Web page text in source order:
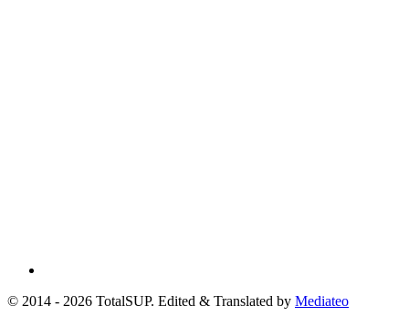
© 2014 - 2026 TotalSUP. Edited & Translated by Mediateo